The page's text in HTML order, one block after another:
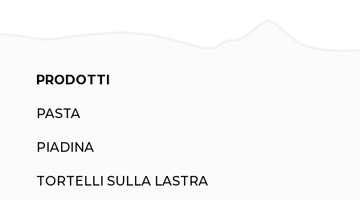
PRODOTTI
PASTA
PIADINA
TORTELLI SULLA LASTRA